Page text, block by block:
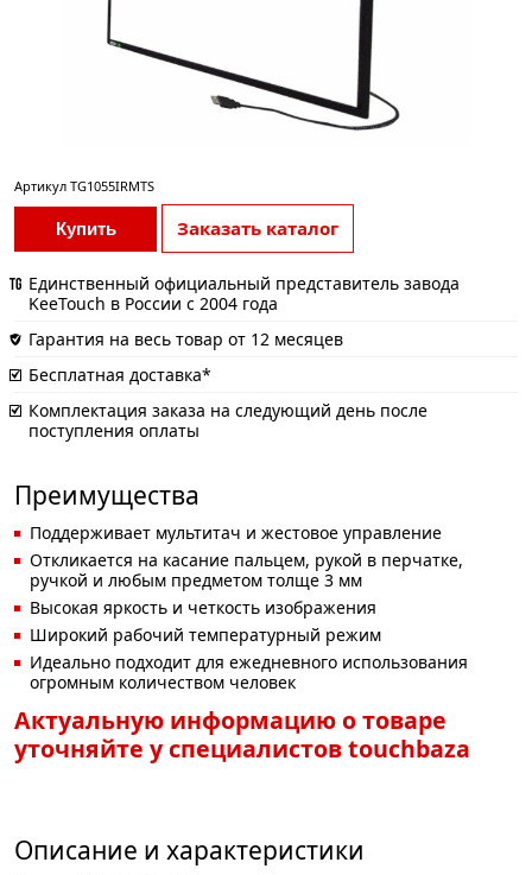
Артикул TG1055IRMTS
Купить Заказать каталог
Единственный официальный представитель завода
KeeTouch в России с 2004 года
Гарантия на весь товар от 12 месяцев
Бесплатная доставка*
Комплектация заказа на следующий день после
поступления оплаты
Преимущества
Поддерживает мультитач и жестовое управление
Откликается на касание пальцем, рукой в перчатке,
ручкой и любым предметом толще 3 мм
Высокая яркость и четкость изображения
Широкий рабочий температурный режим
Идеально подходит для ежедневного использования
огромным количеством человек
Актуальную информацию о товаре
уточняйте у специалистов touchbaza
Описание и характеристики